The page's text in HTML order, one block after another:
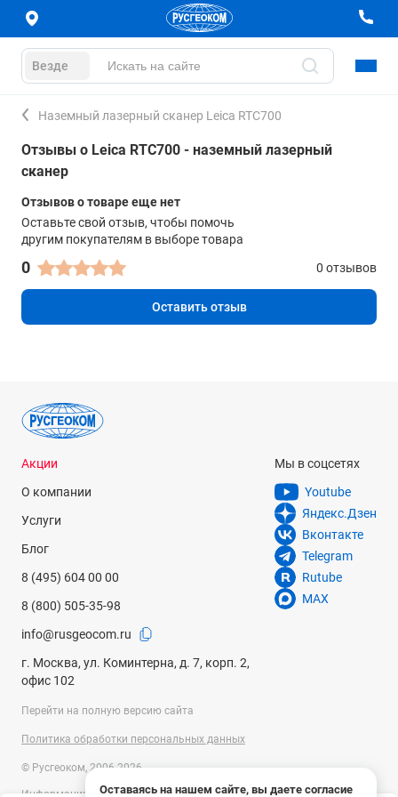
Везде
Наземный лазерный сканер Leica RTC700
Отзывы о Leica RTC700 - наземный лазерный
сканер
Отзывов о товаре еще нет
Оставьте свой отзыв, чтобы помочь
другим покупателям в выборе товара
0 0 отзывов
Оставить отзыв
Оставаясь на нашем сайте, вы даете согласие
Акции
О компании
Услуги
Блог
8 (495) 604 00 00
8 (800) 505-35-98
info@rusgeocom.ru
г. Москва, ул. Коминтерна, д. 7, корп. 2,
офис 102
Мы в соцсетях
Youtube
Яндекс.Дзен
Вконтакте
Telegram
Rutube
MAX
Перейти на полную версию сайта
Политика обработки персональных данных
© Русгеоком, 2006-2026
Информация на сайте носит справочный характер и не является